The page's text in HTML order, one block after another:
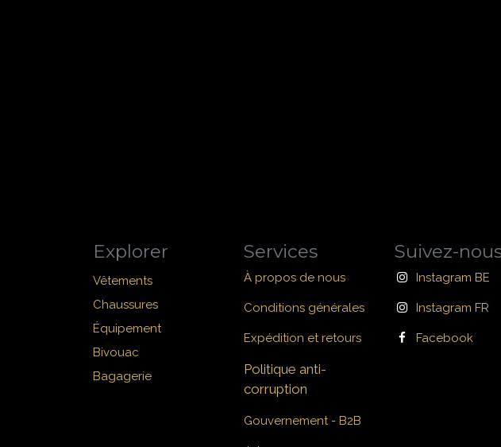
Explorer
Vêtements
Chaussures
Équipement
Bivouac
Bagagerie
Services
À propos de nous
Conditions générales
Expédition et retours
Politique anti-
corruption
Gouvernement - B2B
Suivez-
Instagram BE
Instagram FR
Facebook